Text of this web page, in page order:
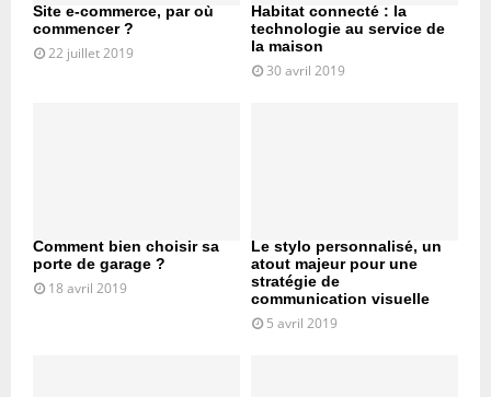
Site e-commerce, par où
commencer ?
22 juillet 2019
Habitat connecté : la
technologie au service de
la maison
30 avril 2019
Comment bien choisir sa
porte de garage ?
18 avril 2019
Le stylo personnalisé, un
atout majeur pour une
stratégie de
communication visuelle
5 avril 2019